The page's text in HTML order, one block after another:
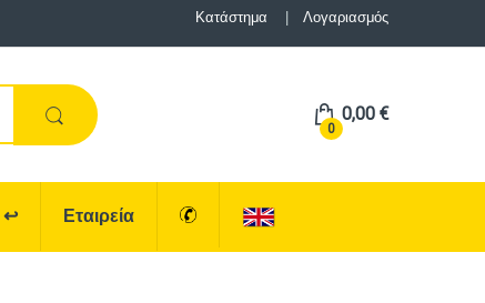
Κατάστημα Λογαριασμός
0
0,00 €
↩ Εταιρεία